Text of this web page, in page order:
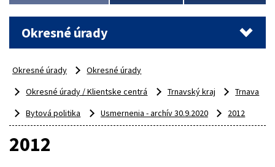
Okresné úrady
Okresné úrady
Okresné úrady
Okresné úrady / Klientske centrá
Trnavský kraj
Trnava
Bytová politika
Usmernenia - archív 30.9.2020 2012
2012